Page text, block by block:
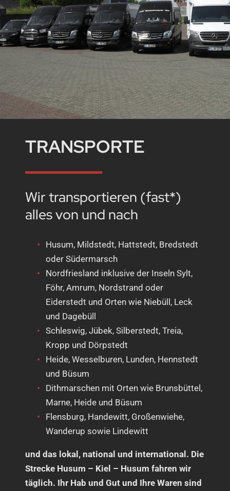
TRANSPORTE
Wir transportieren (fast*)
alles von und nach
Husum, Mildstedt, Hattstedt, Bredstedt
oder Südermarsch
Nordfriesland inklusive der Inseln Sylt,
Föhr, Amrum, Nordstrand oder
Eiderstedt und Orten wie Niebüll, Leck
und Dagebüll
Schleswig, Jübek, Silberstedt, Treia,
Kropp und Dörpstedt
Heide, Wesselburen, Lunden, Hennstedt
und Büsum
Dithmarschen mit Orten wie Brunsbüttel,
Marne, Heide und Büsum
Flensburg, Handewitt, Großenwiehe,
Wanderup sowie Lindewitt
und das lokal, national und international. Die
Strecke Husum – Kiel – Husum fahren wir
täglich. Ihr Hab und Gut und Ihre Waren sind